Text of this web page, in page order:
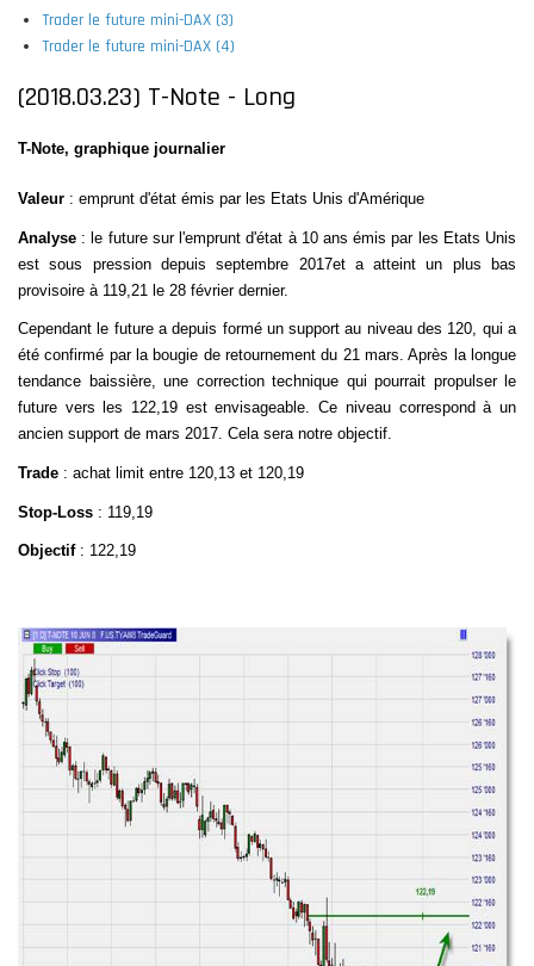
Trader le future mini-DAX (3)
Trader le future mini-DAX (4)
(2018.03.23) T-Note - Long
T-Note, graphique journalier
Valeur : emprunt d'état émis par les Etats Unis d'Amérique
Analyse : le future sur l'emprunt d'état à 10 ans émis par les Etats Unis
est sous pression depuis septembre 2017et a atteint un plus bas
provisoire à 119,21 le 28 février dernier.
Cependant le future a depuis formé un support au niveau des 120, qui a
été confirmé par la bougie de retournement du 21 mars. Après la longue
tendance baissière, une correction technique qui pourrait propulser le
future vers les 122,19 est envisageable. Ce niveau correspond à un
ancien support de mars 2017. Cela sera notre objectif.
Trade : achat limit entre 120,13 et 120,19
Stop-Loss : 119,19
Objectif: 122,19